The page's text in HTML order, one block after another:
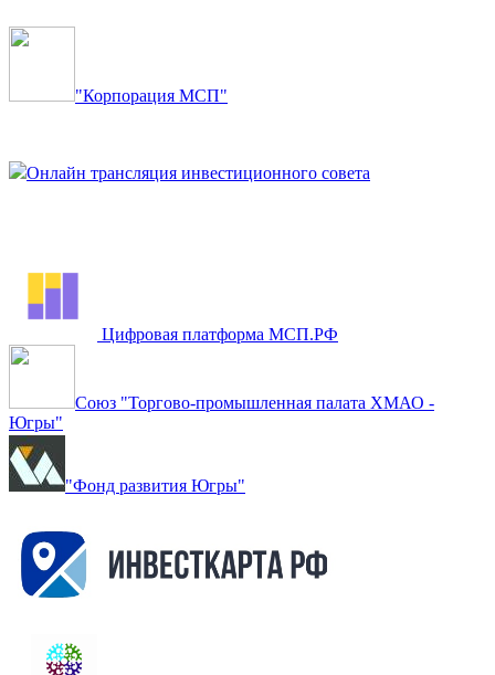
"Корпорация МСП"
Онлайн трансляция инвестиционного совета
Цифровая платформа МСП.РФ
Союз "Торгово-промышленная палата ХМАО -
Югры"
"Фонд развития Югры"